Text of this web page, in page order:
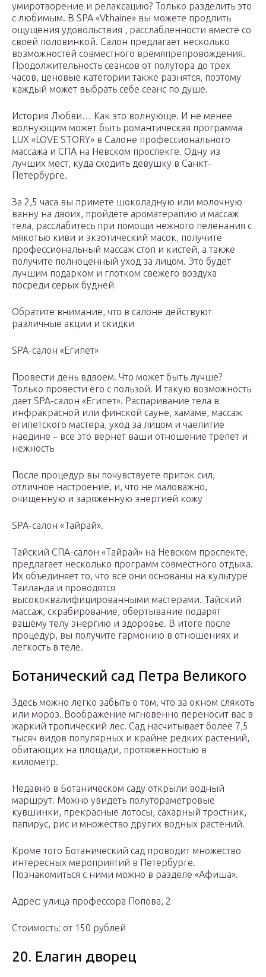
умиротворение и релаксацию? Только разделить это
с любимым. В SPA «Vthaine» вы можете продлить
ощущения удовольствия , расслабленности вместе со
своей половинкой. Салон предлагает несколько
возможностей совместного времяпрепровождения.
Продолжительность сеансов от полутора до трех
часов, ценовые категории также разнятся, поэтому
каждый может выбрать себе сеанс по душе.
История Любви… Как это волнующе. И не менее
волнующим может быть романтическая программа
LUX «LOVE STORY» в Салоне профессионального
массажа и СПА на Невском проспекте. Одну из
лучших мест, куда сходить девушку в Санкт-
Петербурге.
За 2,5 часа вы примете шоколадную или молочную
ванну на двоих, пройдете ароматерапию и массаж
тела, расслабитесь при помощи нежного пеленания с
мякотью киви и экзотический масок, получите
профессиональный массаж стоп и кистей, а также
получите полноценный уход за лицом. Это будет
лучшим подарком и глотком свежего воздуха
посреди серых будней
Обратите внимание, что в салоне действуют
различные акции и скидки
SPA-салон «Египет»
Провести день вдвоем. Что может быть лучше?
Только провести его с пользой. И такую возможность
дает SPA-салон «Египет». Распаривание тела в
инфракрасной или финской сауне, хамаме, массаж
египетского мастера, уход за лицом и чаепитие
наедине – все это вернет ваши отношение трепет и
нежность
После процедур вы почувствуете приток сил,
отличное настроение, и, что не маловажно,
очищенную и заряженную энергией кожу
SPA-салон «Тайрай».
Тайский СПА-салон «Тайрай» на Невском проспекте,
предлагает несколько программ совместного отдыха.
Их объединяет то, что все они основаны на культуре
Таиланда и проводятся
высококвалифицированными мастерами. Тайский
массаж, скрабирование, обертывание подарят
вашему телу энергию и здоровье. В итоге после
процедур, вы получите гармонию в отношениях и
легкость в теле.
Ботанический сад Петра Великого
Здесь можно легко забыть о том, что за окном слякоть
или мороз. Воображение мгновенно переносит вас в
жаркий тропический лес. Сад насчитывает более 7,5
тысяч видов популярных и крайне редких растений,
обитающих на площади, протяженностью в
километр.
Недавно в Ботаническом саду открыли водный
маршрут. Можно увидеть полутораметровые
кувшинки, прекрасные лотосы, сахарный тростник,
папирус, рис и множество других водных растений.
Кроме того Ботанический сад проводит множество
интересных мероприятий в Петербурге.
Познакомиться с ними можно в разделе «Афиша».
Адрес: улица профессора Попова, 2
Стоимость: от 150 рублей
20. Елагин дворец